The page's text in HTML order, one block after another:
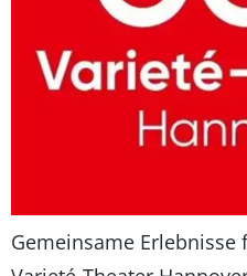
Gemeinsame Erlebnisse